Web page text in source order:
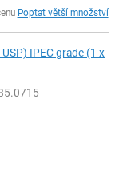
Poptat větší množství
IPEC grade (1 x